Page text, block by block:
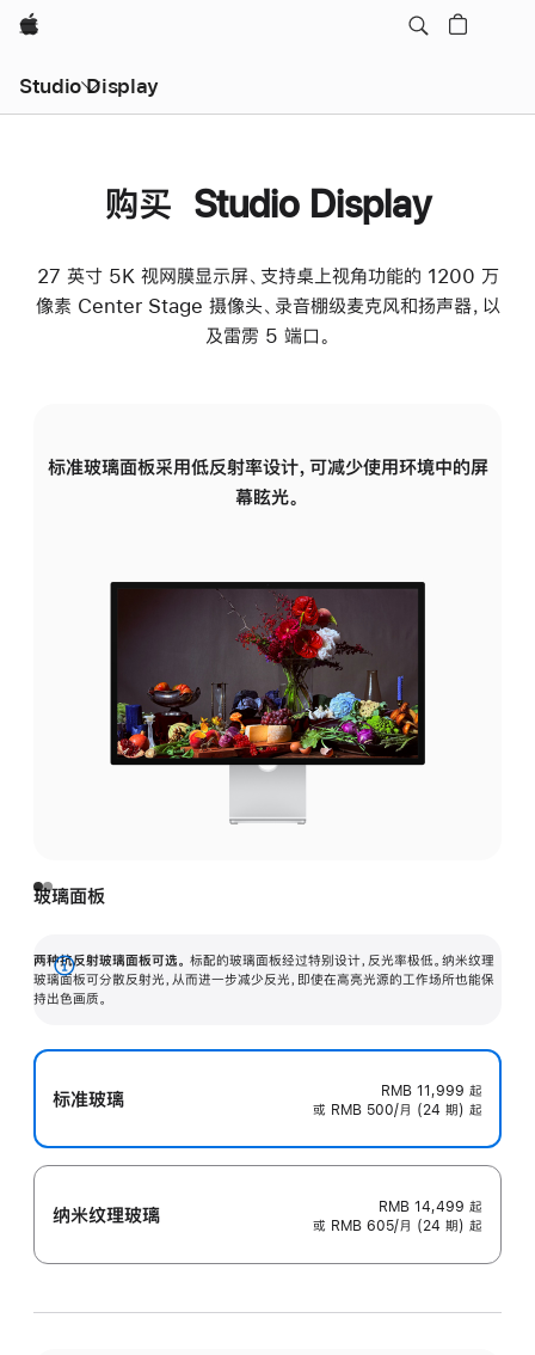
Apple
Studio Display
购买 Studio Display
27 英寸 5K 视网膜显示屏、支持桌上视角功能的 1200 万
像素 Center Stage 摄像头、录音棚级麦克风和扬声器，以
及雷雳 5 端口。
标准玻璃面板采用低反射率设计，可减少使用环境中的屏
幕眩光。
玻璃面板
两种抗反射玻璃面板可选。 标配的玻璃面板经过特别设计，反光率极低。纳米纹理
玻璃面板可分散反射光，从而进一步减少反光，即使在高亮光源的工作场所也能保
持出色画质。
展
开
标准玻璃 RMB 11,999 起
或 RMB 500/月 (24 期) 起
纳米纹理玻璃 RMB 14,499 起
或 RMB 605/月 (24 期) 起